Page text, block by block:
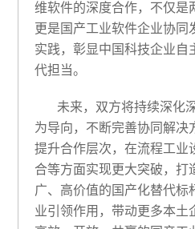
维软件的深度合作，不仅是
更是国产工业软件企业协同
实践，彰显中国科技企业自
代担当。
未来，双方将持续深化
为导向，不断完善协同解决
提升合作层次，在流程工业
合等方面实现更大突破，打
广、高价值的国产化替代标
业引领作用，带动更多本土